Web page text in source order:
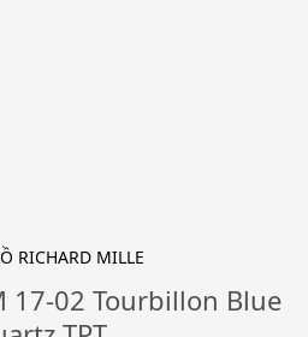
RICHARD MILLE
17-02 Tourbillon Blue